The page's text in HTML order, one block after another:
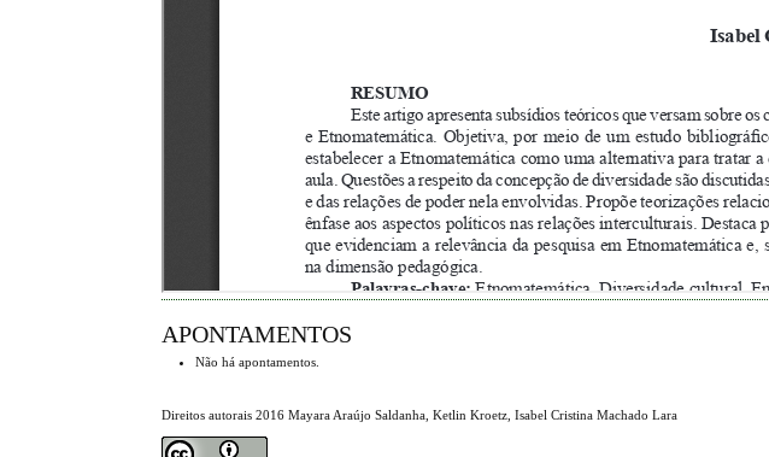
APONTAMENTOS
Não há apontamentos.
Direitos autorais 2016 Mayara Araújo Saldanha, Ketlin Kroetz, Isabel Cristina Machado Lara